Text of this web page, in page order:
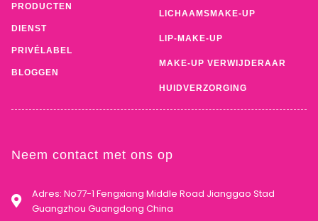
PRODUCTEN
DIENST
PRIVÉLABEL
BLOGGEN
LICHAAMSMAKE-UP
LIP-MAKE-UP
MAKE-UP VERWIJDERAAR
HUIDVERZORGING
Neem contact met ons op
Adres: No77-1 Fengxiang Middle Road Jianggao Stad
Guangzhou Guangdong China